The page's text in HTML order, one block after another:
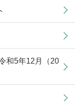
和5年12月（20